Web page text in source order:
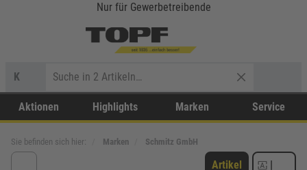
Nur für Gewerbetreibende
K
Aktionen Highlights Marken Service
Sie befinden sich hier: Marken Schmitz GmbH
Artikel |